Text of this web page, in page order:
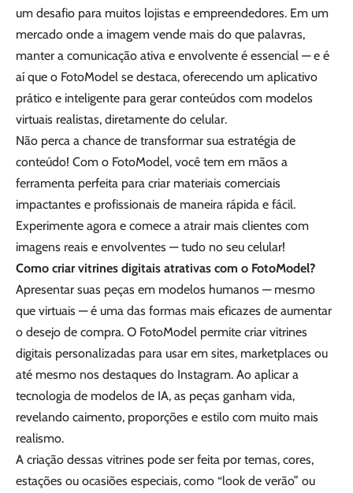
um desafio para muitos lojistas e empreendedores. Em um
mercado onde a imagem vende mais do que palavras,
manter a comunicação ativa e envolvente é essencial — e é
aí que o FotoModel se destaca, oferecendo um aplicativo
prático e inteligente para gerar conteúdos com modelos
virtuais realistas, diretamente do celular.
Não perca a chance de transformar sua estratégia de
conteúdo! Com o FotoModel, você tem em mãos a
ferramenta perfeita para criar materiais comerciais
impactantes e profissionais de maneira rápida e fácil.
Experimente agora e comece a atrair mais clientes com
imagens reais e envolventes — tudo no seu celular!
Como criar vitrines digitais atrativas com o FotoModel?
Apresentar suas peças em modelos humanos — mesmo
que virtuais — é uma das formas mais eficazes de aumentar
o desejo de compra. O FotoModel permite criar vitrines
digitais personalizadas para usar em sites, marketplaces ou
até mesmo nos destaques do Instagram. Ao aplicar a
tecnologia de modelos de IA, as peças ganham vida,
revelando caimento, proporções e estilo com muito mais
realismo.
A criação dessas vitrines pode ser feita por temas, cores,
estações ou ocasiões especiais, como “look de verão” ou